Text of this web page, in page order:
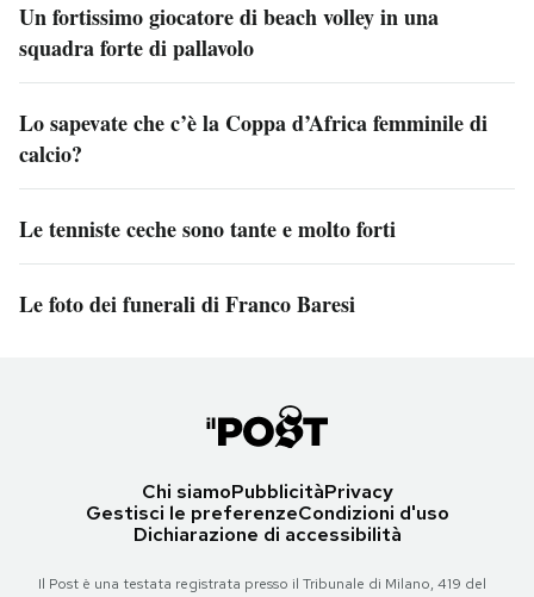
Un fortissimo giocatore di beach volley in una
squadra forte di pallavolo
Lo sapevate che c’è la Coppa d’Africa femminile di
calcio?
Le tenniste ceche sono tante e molto forti
Le foto dei funerali di Franco Baresi
Chi siamoPubblicitàPrivacy
Gestisci le preferenzeCondizioni d'uso
Dichiarazione di accessibilità
Il Post è una testata registrata presso il Tribunale di Milano, 419 del